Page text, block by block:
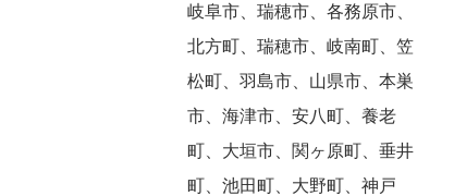
岐阜市、瑞穂市、各務原市、
北方町、瑞穂市、岐南町、笠
松町、羽島市、山県市、本巣
市、海津市、安八町、養老
町、大垣市、関ヶ原町、垂井
町、池田町、大野町、神戸